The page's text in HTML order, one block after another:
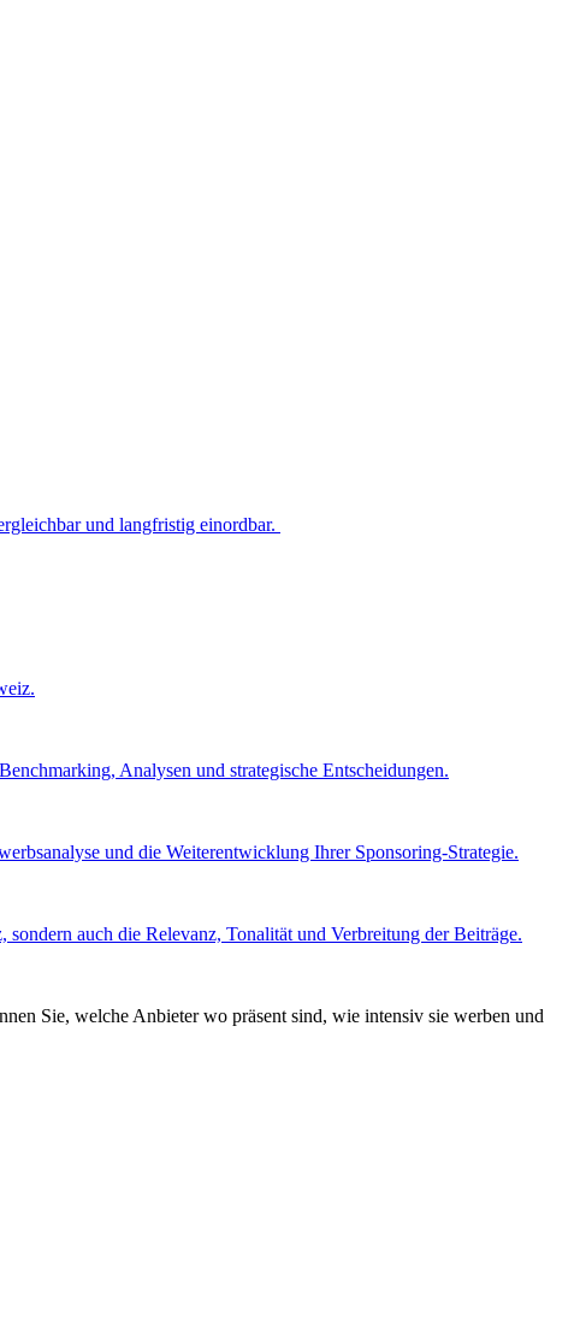
und langfristig einordbar.
Analysen und strategische Entscheidungen.
und die Weiterentwicklung Ihrer Sponsoring-Strategie.
auch die Relevanz, Tonalität und Verbreitung der Beiträge.
Sie, welche Anbieter wo präsent sind, wie intensiv sie werben und